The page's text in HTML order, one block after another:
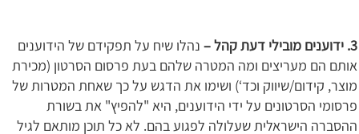
3. ידוענים מובילי דעת קהל –
נהלו שיח על תפקידם של הידוענים
אותם הם מעריצים ומה המטרה שלהם בעת פרסום הסרטון (מכירת
מוצר, קידום/שיווק וכד‘) ושימו את הדגש על כך שאחת המטרות של
פרסומי הסרטונים על ידי הידוענים, היא "להפיץ" את בשורת
ההסברה הישראלית שעלולה לפגוע בהם. לא כל תוכן מותאם לגיל